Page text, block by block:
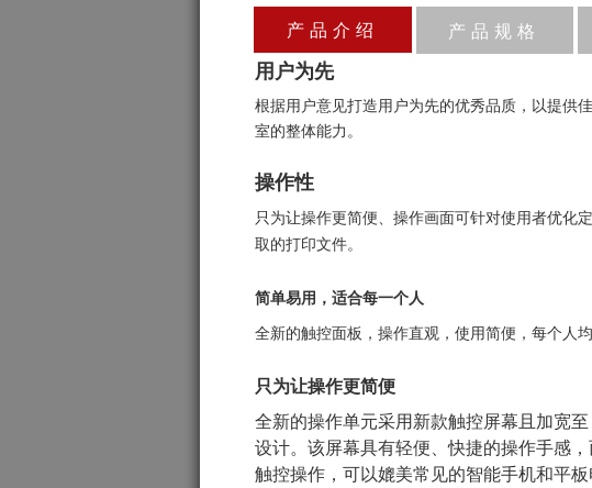
产品介绍 产品规格
用户为先
根据用户意见打造用户为先的优秀品质，以提供
室的整体能力。
操作性
只为让操作更简便、操作画面可针对使用者优化
取的打印文件。
简单易用，适合每一个人
全新的触控面板，操作直观，使用简便，每个人
只为让操作更简便
全新的操作单元采用新款触控屏幕且加宽
设计。该屏幕具有轻便、快捷的操作手感
触控操作，可以媲美常见的智能手机和平板